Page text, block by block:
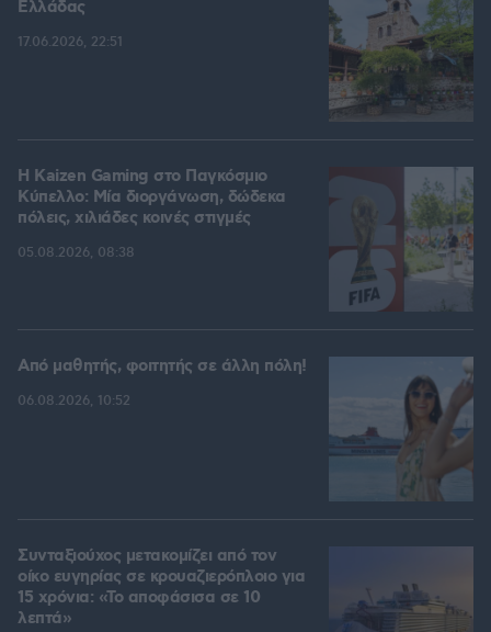
Ελλάδας
17.06.2026, 22:51
H Kaizen Gaming στο Παγκόσμιο
Kύπελλο: Μία διοργάνωση, δώδεκα
πόλεις, χιλιάδες κοινές στιγμές
05.08.2026, 08:38
Από μαθητής, φοιτητής σε άλλη πόλη!
06.08.2026, 10:52
Συνταξιούχος μετακομίζει από τον
οίκο ευγηρίας σε κρουαζιερόπλοιο για
15 χρόνια: «Το αποφάσισα σε 10
λεπτά»